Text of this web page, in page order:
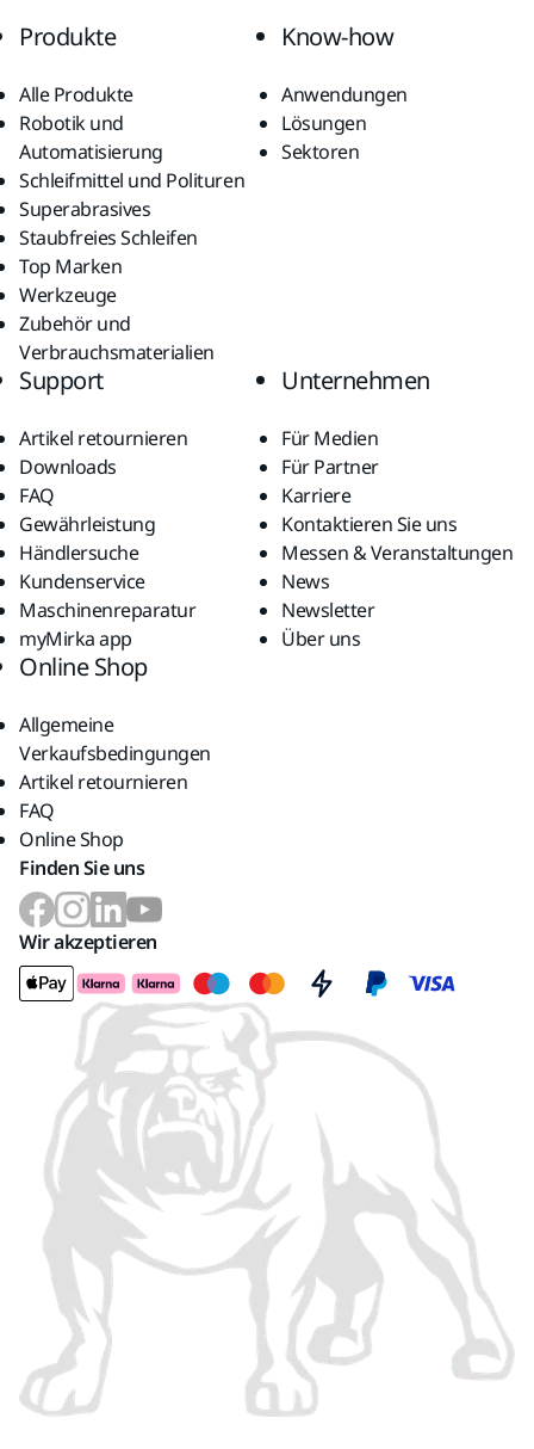
Produkte
Alle Produkte
Robotik und
Automatisierung
Schleifmittel und Polituren
Superabrasives
Staubfreies Schleifen
Top Marken
Werkzeuge
Zubehör und
Verbrauchsmaterialien
Know-how
Anwendungen
Lösungen
Sektoren
Support
Artikel retournieren
Downloads
FAQ
Gewährleistung
Händlersuche
Kundenservice
Maschinenreparatur
myMirka app
Unternehmen
Für Medien
Für Partner
Karriere
Kontaktieren Sie uns
Messen & Veranstaltungen
News
Newsletter
Über uns
Online Shop
Allgemeine
Verkaufsbedingungen
Artikel retournieren
FAQ
Online Shop
Finden Sie uns
Wir akzeptieren